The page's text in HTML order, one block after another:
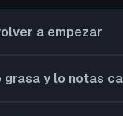
a empezar
grasa y lo notas